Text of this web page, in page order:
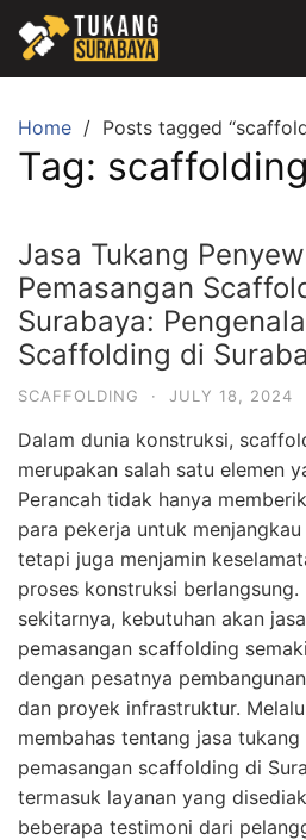
content
Home Posts tagged
Tag: scaffolding
Jasa Tukang
Pemasangan
Surabaya:
Scaffolding di
SCAFFOLDING · JULY 18, 2024
Dalam dunia konstruksi,
merupakan salah satu elemen
Perancah tidak hanya
para pekerja untuk
tetapi juga menjamin
proses konstruksi berlangsung.
sekitarnya, kebutuhan akan
pemasangan scaffolding
dengan pesatnya
dan proyek infrastruktur.
membahas tentang jasa
pemasangan scaffolding di
termasuk layanan yang
beberapa testimoni dari